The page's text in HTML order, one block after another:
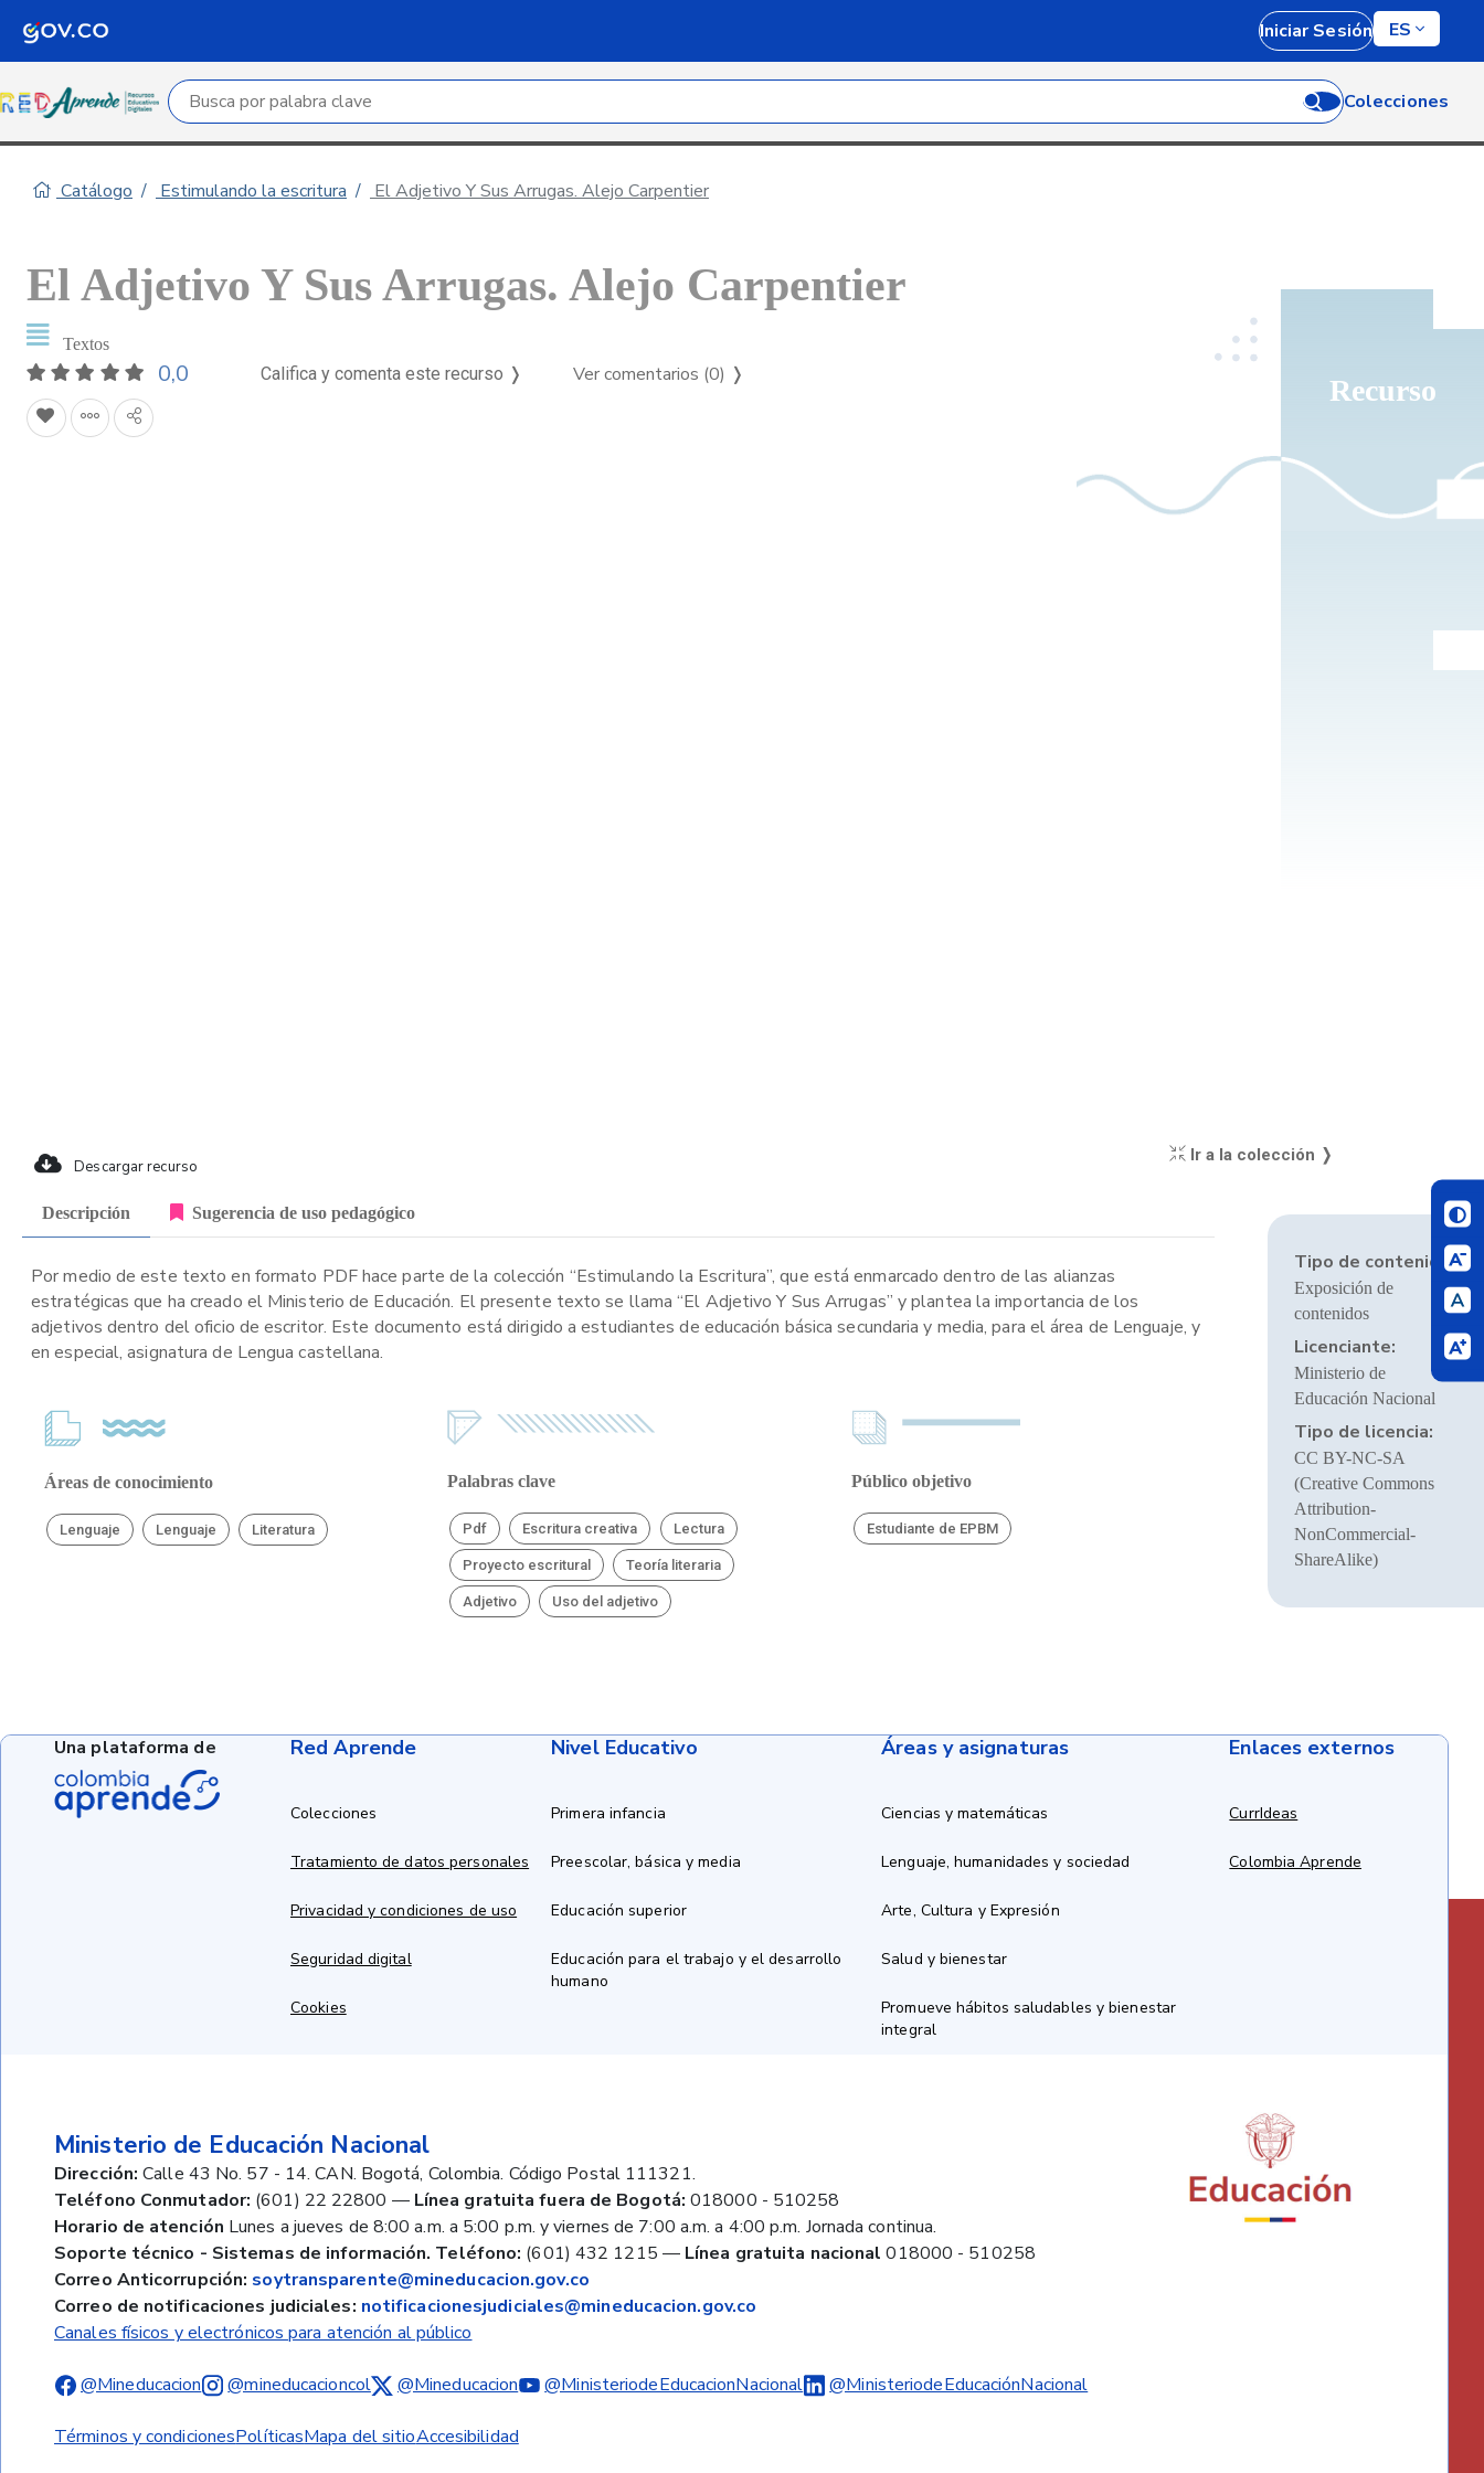
Iniciar Sesión ES
Campo de búsqueda por palabra clave Colecciones
Catálogo Estimulando la escritura El Adjetivo Y Sus Arrugas. Alejo Carpentier
Recurso
El Adjetivo Y Sus Arrugas. Alejo Carpentier
Textos
0,0 Califica y comenta este recurso ❭ Ver comentarios (0) ❭
Descargar recurso
Ir a la colección ❭
Descripción Sugerencia de uso pedagógico
Por medio de este texto en formato PDF hace parte de la colección “Estimulando la Escritura”, que está enmarcado dentro de las alianzas
estratégicas que ha creado el Ministerio de Educación. El presente texto se llama “El Adjetivo Y Sus Arrugas” y plantea la importancia de los
adjetivos dentro del oficio de escritor. Este documento está dirigido a estudiantes de educación básica secundaria y media, para el área de Lenguaje, y
en especial, asignatura de Lengua castellana.
Áreas de conocimiento
Lenguaje Lenguaje Literatura
Palabras clave
Pdf Escritura creativa Lectura
Proyecto escritural Teoría literaria
Adjetivo Uso del adjetivo
Público objetivo
Estudiante de EPBM
Tipo de contenido:
Exposición de
contenidos
Licenciante:
Ministerio de
Educación Nacional
Tipo de licencia:
CC BY-NC-SA
(Creative Commons
Attribution-
NonCommercial-
ShareAlike)
Red Aprende
Colecciones
Tratamiento de datos personales
Privacidad y condiciones de uso
Seguridad digital
Cookies
Nivel Educativo
Primera infancia
Preescolar, básica y media
Educación superior
Educación para el trabajo y el desarrollo
humano
Áreas y asignaturas
Ciencias y matemáticas
Lenguaje, humanidades y sociedad
Arte, Cultura y Expresión
Salud y bienestar
Promueve hábitos saludables y bienestar
integral
Enlaces externos
CurrIdeas
Colombia Aprende
Ministerio de Educación Nacional
Dirección: Calle 43 No. 57 - 14. CAN. Bogotá, Colombia. Código Postal 111321.
Teléfono Conmutador: (601) 22 22800 — Línea gratuita fuera de Bogotá: 018000 - 510258
Horario de atención Lunes a jueves de 8:00 a.m. a 5:00 p.m. y viernes de 7:00 a.m. a 4:00 p.m. Jornada continua.
Soporte técnico - Sistemas de información. Teléfono: (601) 432 1215 — Línea gratuita nacional 018000 - 510258
Correo Anticorrupción: soytransparente@mineducacion.gov.co
Correo de notificaciones judiciales: notificacionesjudiciales@mineducacion.gov.co
Canales físicos y electrónicos para atención al público
@Mineducacion @mineducacioncol @Mineducacion @MinisteriodeEducacionNacional @MinisteriodeEducaciónNacional
Términos y condicionesPolíticasMapa del sitioAccesibilidad
Una plataforma de